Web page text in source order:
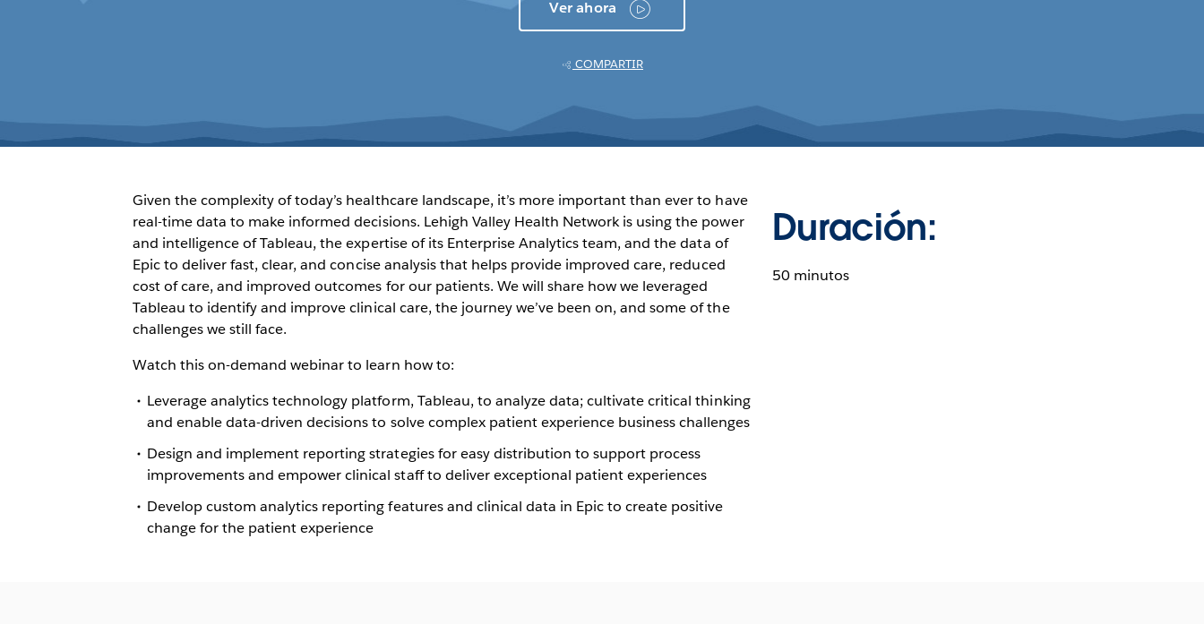
Ver ahora
COMPARTIR
Given the complexity of today’s healthcare landscape, it’s more important than ever to have
real-time data to make informed decisions. Lehigh Valley Health Network is using the power
and intelligence of Tableau, the expertise of its Enterprise Analytics team, and the data of
Epic to deliver fast, clear, and concise analysis that helps provide improved care, reduced
cost of care, and improved outcomes for our patients. We will share how we leveraged
Tableau to identify and improve clinical care, the journey we’ve been on, and some of the
challenges we still face.
Watch this on-demand webinar to learn how to:
Leverage analytics technology platform, Tableau, to analyze data; cultivate critical thinking
and enable data-driven decisions to solve complex patient experience business challenges
Design and implement reporting strategies for easy distribution to support process
improvements and empower clinical staff to deliver exceptional patient experiences
Develop custom analytics reporting features and clinical data in Epic to create positive
change for the patient experience
Duración:
50 minutos